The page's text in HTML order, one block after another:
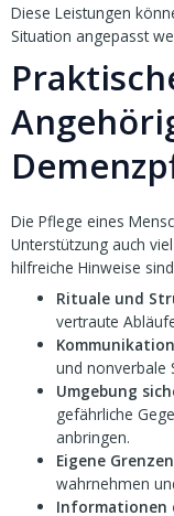
Diese Leistungen
Situation angepasst
Die Pflege eines
Unterstützung auch
hilfreiche Hinweise
Rituale und
vertraute
und nonverbale
Umgebung
gefährliche
anbringen.
Eigene
wahrnehmen
Informationen